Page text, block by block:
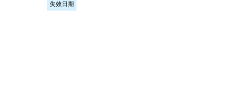
失效日期